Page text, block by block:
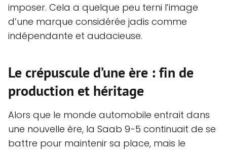
imposer. Cela a quelque peu terni l’image
d’une marque considérée jadis comme
indépendante et audacieuse.
Le crépuscule d’une ère : fin de
production et héritage
Alors que le monde automobile entrait dans
une nouvelle ère, la Saab 9-5 continuait de se
battre pour maintenir sa place, mais le